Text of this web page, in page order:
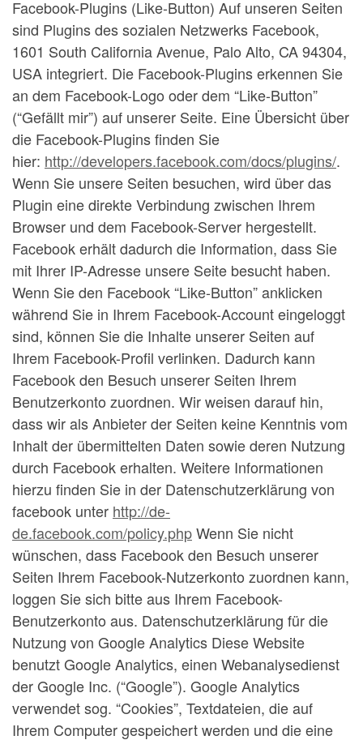
Facebook-Plugins (Like-Button) Auf unseren Seiten
sind Plugins des sozialen Netzwerks Facebook,
1601 South California Avenue, Palo Alto, CA 94304,
USA integriert. Die Facebook-Plugins erkennen Sie
an dem Facebook-Logo oder dem “Like-Button”
(“Gefällt mir”) auf unserer Seite. Eine Übersicht über
die Facebook-Plugins finden Sie
hier: http://developers.facebook.com/docs/plugins/.
Wenn Sie unsere Seiten besuchen, wird über das
Plugin eine direkte Verbindung zwischen Ihrem
Browser und dem Facebook-Server hergestellt.
Facebook erhält dadurch die Information, dass Sie
mit Ihrer IP-Adresse unsere Seite besucht haben.
Wenn Sie den Facebook “Like-Button” anklicken
während Sie in Ihrem Facebook-Account eingeloggt
sind, können Sie die Inhalte unserer Seiten auf
Ihrem Facebook-Profil verlinken. Dadurch kann
Facebook den Besuch unserer Seiten Ihrem
Benutzerkonto zuordnen. Wir weisen darauf hin,
dass wir als Anbieter der Seiten keine Kenntnis vom
Inhalt der übermittelten Daten sowie deren Nutzung
durch Facebook erhalten. Weitere Informationen
hierzu finden Sie in der Datenschutzerklärung von
facebook unter http://de-
de.facebook.com/policy.phpWenn Sie nicht
wünschen, dass Facebook den Besuch unserer
Seiten Ihrem Facebook-Nutzerkonto zuordnen kann,
loggen Sie sich bitte aus Ihrem Facebook-
Benutzerkonto aus. Datenschutzerklärung für die
Nutzung von Google Analytics Diese Website
benutzt Google Analytics, einen Webanalysedienst
der Google Inc. (“Google”). Google Analytics
verwendet sog. “Cookies”, Textdateien, die auf
Ihrem Computer gespeichert werden und die eine